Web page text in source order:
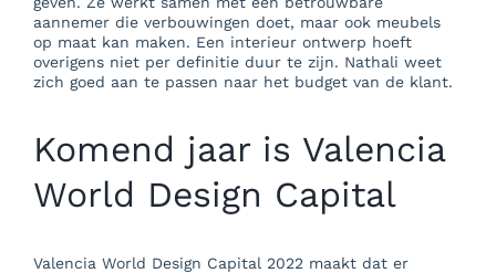
aannemer die verbouwingen doet, maar ook meubels
op maat kan maken. Een interieur ontwerp hoeft
overigens niet per definitie duur te zijn. Nathali weet
zich goed aan te passen naar het budget van de klant.
Komend jaar is Valencia
World Design Capital
Valencia World Design Capital 2022 maakt dat er